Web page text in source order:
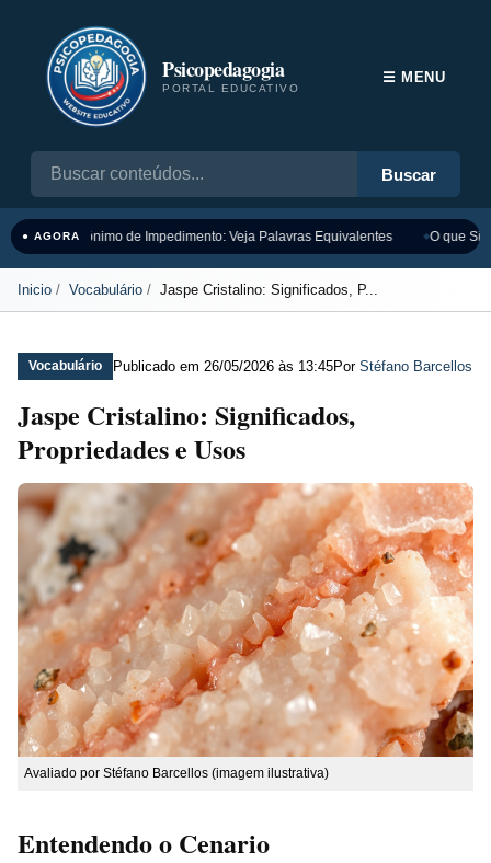
Psicopedagogia
PORTAL EDUCATIVO
Buscar
☰ MENU
● AGORASinônimo de Impedimento: Veja Palavras Equivalentes O que
Inicio Vocabulário Jaspe Cristalino: Significados, P...
Vocabulário Publicado em 26/05/2026 às 13:45Por Stéfano Barcellos
Jaspe Cristalino: Significados,
Propriedades e Usos
Avaliado por Stéfano Barcellos (imagem ilustrativa)
Entendendo o Cenario